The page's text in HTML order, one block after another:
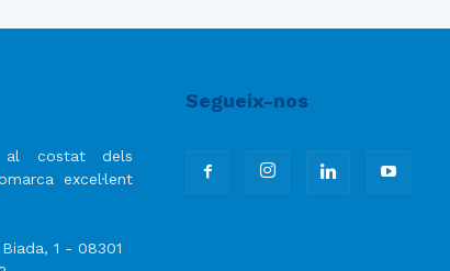
al costat dels
excel·lent
1 - 08301
Segueix-nos